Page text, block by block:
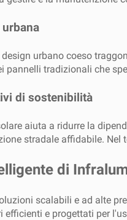
urbano coeso
pannelli tradizionali che
di sostenibilità
aiuta a ridurre la
stradale affidabile.
di
scalabili e ad alte
efficienti e progettati per